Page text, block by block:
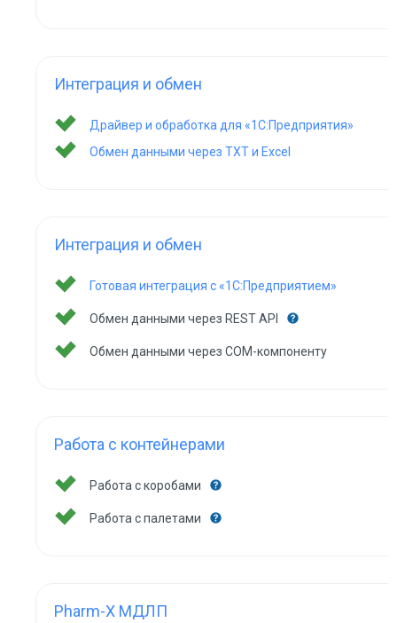
Интеграция и обмен
Драйвер и обработка для «1С:Предприятия»
Обмен данными через TXT и Excel
Интеграция и обмен
Готовая интеграция с «1С:Предприятием»
Обмен данными через REST API
Обмен данными через COM-компоненту
Работа с контейнерами
Работа с коробами
Работа с палетами
Pharm-X МДЛП